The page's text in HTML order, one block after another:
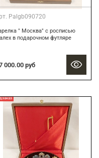
Palgb090720
" Москва" с росписью
в подарочном футляре
000.00 руб